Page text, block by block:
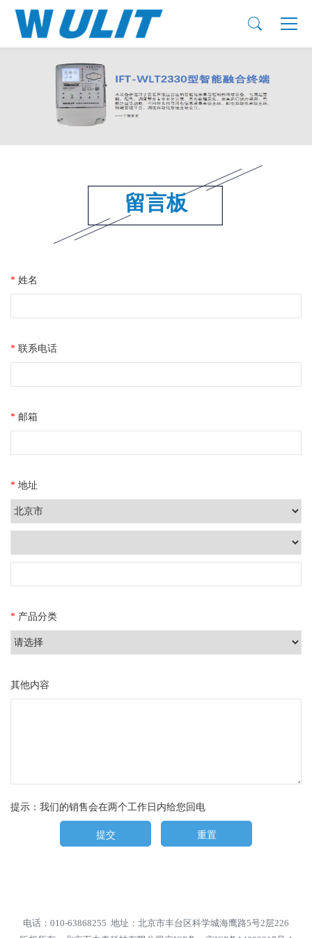
产品展示
仪表终端检测设备
留言板
* 姓名
* 联系电话
* 邮箱
* 地址
* 产品分类
其他内容
提示：我们的销售会在两个工作日内给您回电
提交 重置
电话：010-63868255 地址：北京市丰台区科学城海鹰路5号2层226